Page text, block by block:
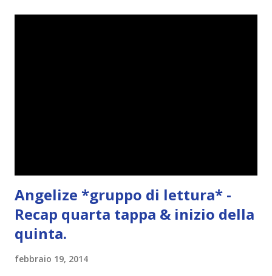
Angelize *gruppo di lettura* -
Recap quarta tappa & inizio della
quinta.
febbraio 19, 2014